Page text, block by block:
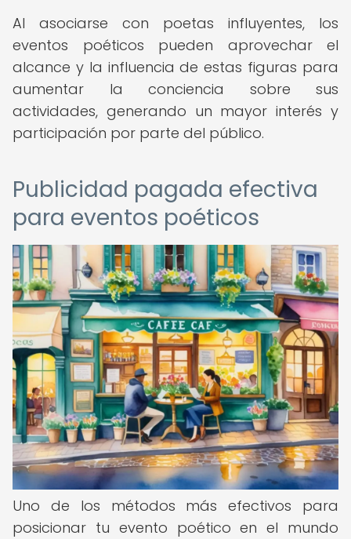
Al asociarse con poetas influyentes, los
eventos poéticos pueden aprovechar el
alcance y la influencia de estas figuras para
aumentar la conciencia sobre sus
actividades, generando un mayor interés y
participación por parte del público.
Publicidad pagada efectiva
para eventos poéticos
Uno de los métodos más efectivos para
posicionar tu evento poético en el mundo